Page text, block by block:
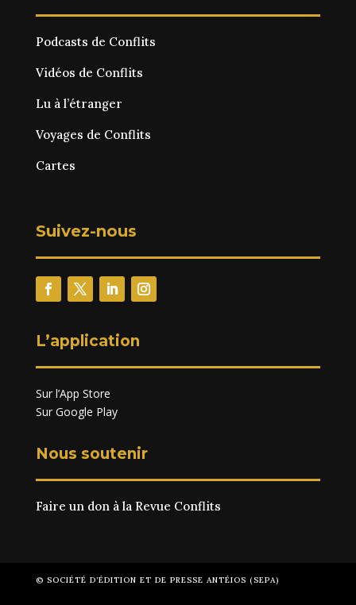
Podcasts de Conflits
Vidéos de Conflits
Lu à l’étranger
Voyages de Conflits
Cartes
Suivez-nous
L’application
Sur l’App Store
Sur Google Play
Nous soutenir
Faire un don à la Revue Conflits
© SOCIÉTÉ D’ÉDITION ET DE PRESSE ANTÉIOS (SEPA)